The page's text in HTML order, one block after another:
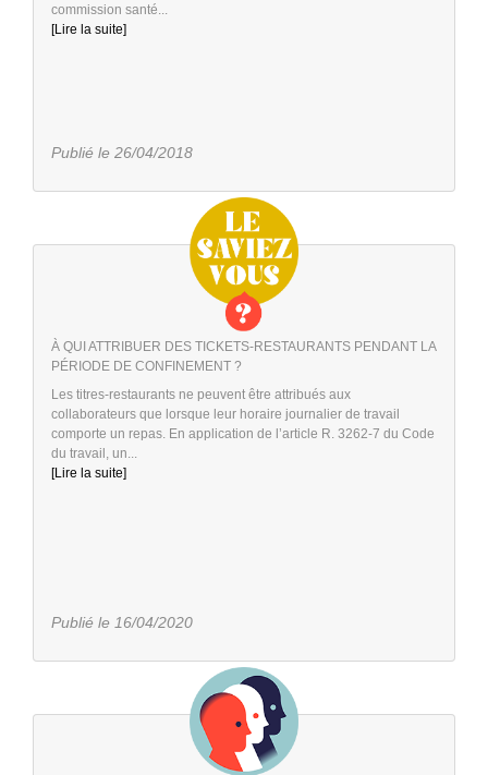
commission santé...
[Lire la suite]
Publié le 26/04/2018
À QUI ATTRIBUER DES TICKETS-RESTAURANTS PENDANT LA
PÉRIODE DE CONFINEMENT ?
Les titres-restaurants ne peuvent être attribués aux
collaborateurs que lorsque leur horaire journalier de travail
comporte un repas. En application de l’article R. 3262-7 du Code
du travail, un...
[Lire la suite]
Publié le 16/04/2020